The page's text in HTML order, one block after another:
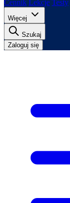
Cennik Lekcje Testy
Więcej
Szukaj
Zaloguj się